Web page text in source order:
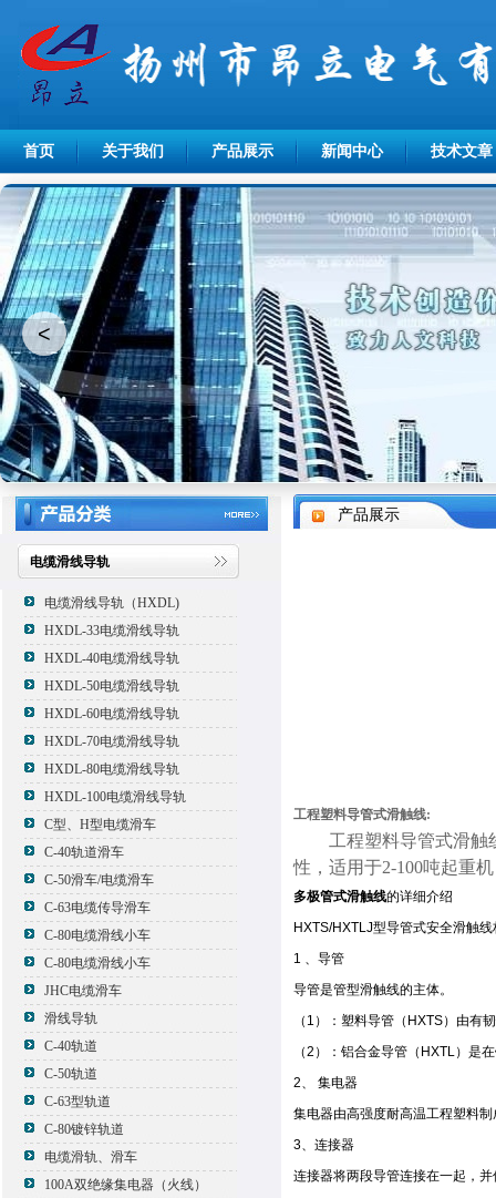
首页 关于我们 产品展示 新闻中心 技术文章
<
电缆滑线导轨
电缆滑线导轨（HXDL)
HXDL-33电缆滑线导轨
HXDL-40电缆滑线导轨
HXDL-50电缆滑线导轨
HXDL-60电缆滑线导轨
HXDL-70电缆滑线导轨
HXDL-80电缆滑线导轨
HXDL-100电缆滑线导轨
C型、H型电缆滑车
C-40轨道滑车
C-50滑车/电缆滑车
C-63电缆传导滑车
C-80电缆滑线小车
C-80电缆滑线小车
JHC电缆滑车
滑线导轨
C-40轨道
C-50轨道
C-63型轨道
C-80镀锌轨道
电缆滑轨、滑车
100A双绝缘集电器（火线）
产品展示
工程塑料导管式滑触线:
工程塑料导管式滑触线
性，适用于2-100吨起重
多极管式滑触线的详细介绍
HXTS/HXTLJ型导管式安全滑触
1 、导管
导管是管型滑触线的主体。
（1）：塑料导管（HXTS）由有
（2）：铝合金导管（HXTL）是
2、 集电器
集电器由高强度耐高温工程塑料
3、连接器
连接器将两段导管连接在一起，